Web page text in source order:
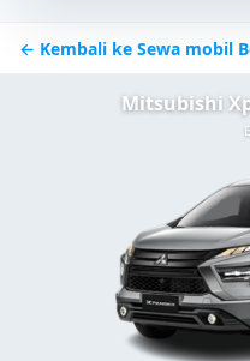
← Kembali ke Sewa mobil
Mitsubishi